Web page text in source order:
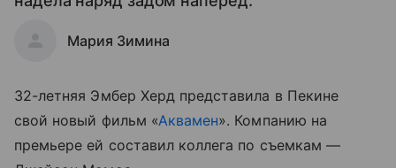
Мария Зимина
32-летняя Эмбер Херд представила в Пекине
свой новый фильм «Аквамен». Компанию на
премьере ей составил коллега по съемкам —